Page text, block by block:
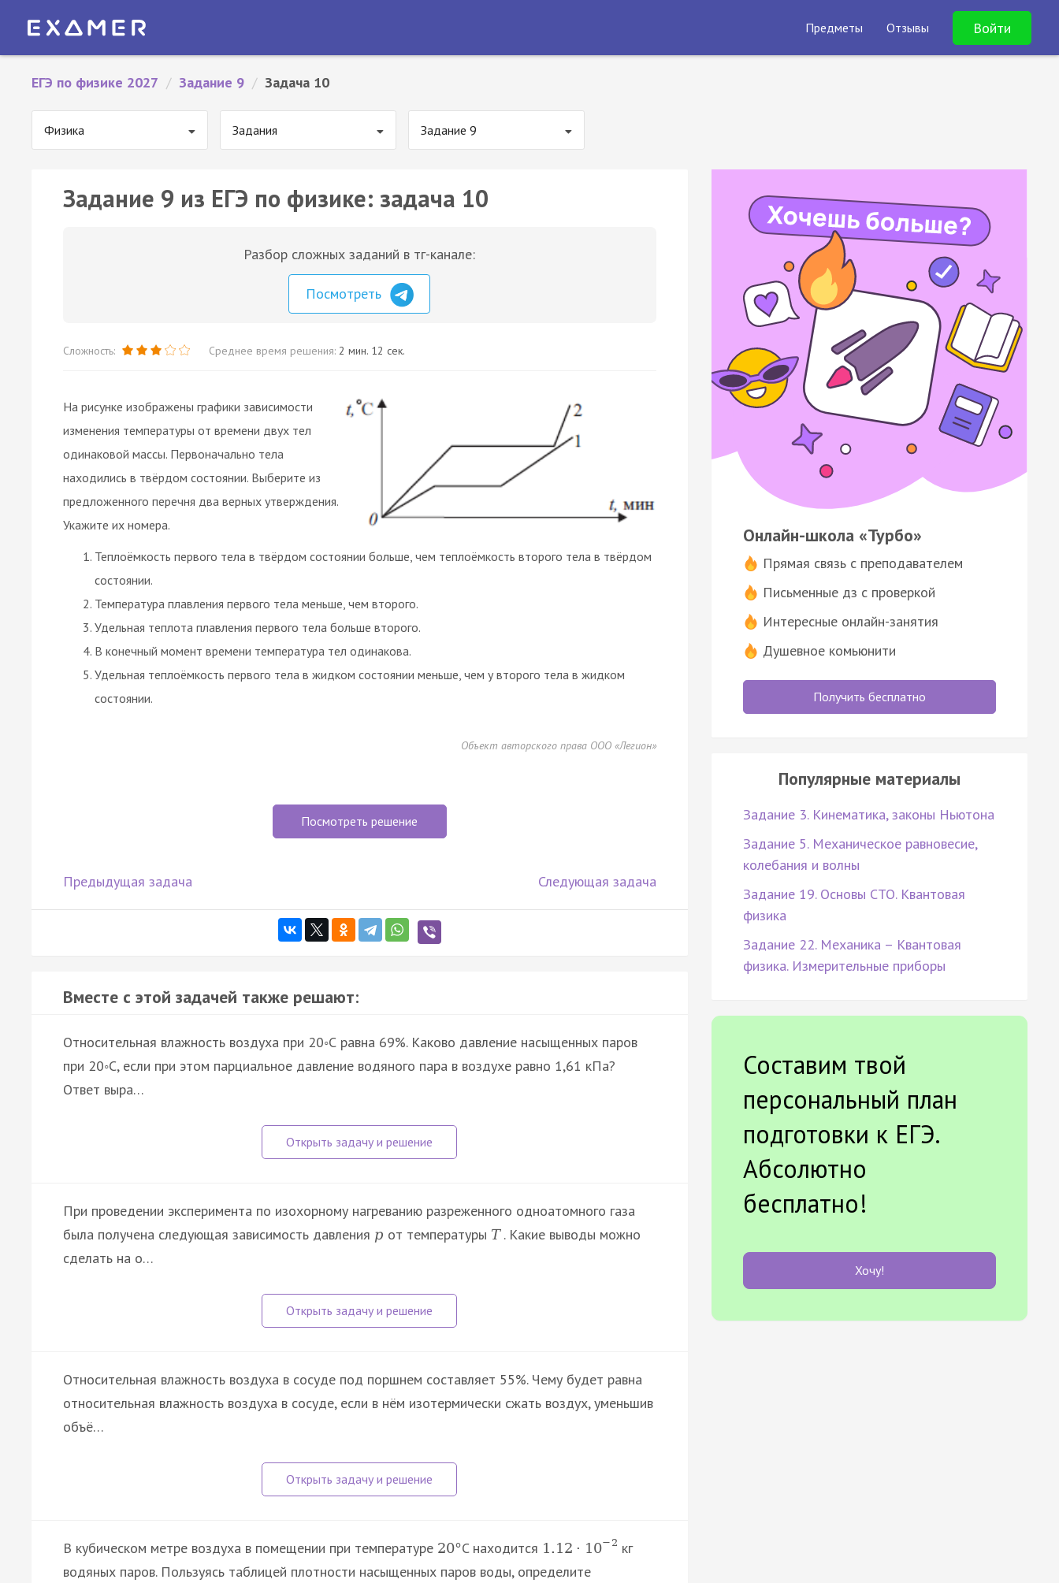
Предметы Отзывы Войти
ЕГЭ по физике 2027 / Задание 9 / Задача 10
Физика Задания Задание 9
Задание 9 из ЕГЭ по физике: задача 10
Разбор сложных заданий в тг-канале:
Посмотреть
Сложность: Среднее время решения: 2 мин. 12 сек.
На рисунке изображены графики зависимости
изменения температуры от времени двух тел
одинаковой массы. Первоначально тела
находились в твёрдом состоянии. Выберите из
предложенного перечня два верных утверждения.
Укажите их номера.
Теплоёмкость первого тела в твёрдом состоянии больше, чем теплоёмкость второго тела в твёрдом
состоянии.
Температура плавления первого тела меньше, чем второго.
Удельная теплота плавления первого тела больше второго.
В конечный момент времени температура тел одинакова.
Удельная теплоёмкость первого тела в жидком состоянии меньше, чем у второго тела в жидком
состоянии.
Объект авторского права ООО «Легион»
Посмотреть решение
Предыдущая задача Следующая задача
Вместе с этой задачей также решают:
Относительная влажность воздуха при 20◦С равна 69%. Каково давление насыщенных паров
при 20◦С, если при этом парциальное давление водяного пара в воздухе равно 1,61 кПа?
Ответ выра…
При проведении эксперимента по изохорному нагреванию разреженного одноатомного газа
была получена следующая зависимость давления p от температуры T . Какие выводы можно
сделать на о…
Относительная влажность воздуха в сосуде под поршнем составляет 55%. Чему будет равна
относительная влажность воздуха в сосуде, если в нём изотермически сжать воздух, уменьшив
объё…
В кубическом метре воздуха в помещении при температуре 20°C находится 1.12 · 10− 2 кг
водяных паров. Пользуясь таблицей плотности насыщенных паров воды, определите
Онлайн-школа «Турбо»
Прямая связь с преподавателем
Письменные дз с проверкой
Интересные онлайн-занятия
Душевное комьюнити
Получить бесплатно
Популярные материалы
Задание 3. Кинематика, законы Ньютона
Задание 5. Механическое равновесие,
колебания и волны
Задание 19. Основы СТО. Квантовая
физика
Задание 22. Механика – Квантовая
физика. Измерительные приборы
Составим твой
персональный план
подготовки к ЕГЭ.
Абсолютно
бесплатно!
Хочу!